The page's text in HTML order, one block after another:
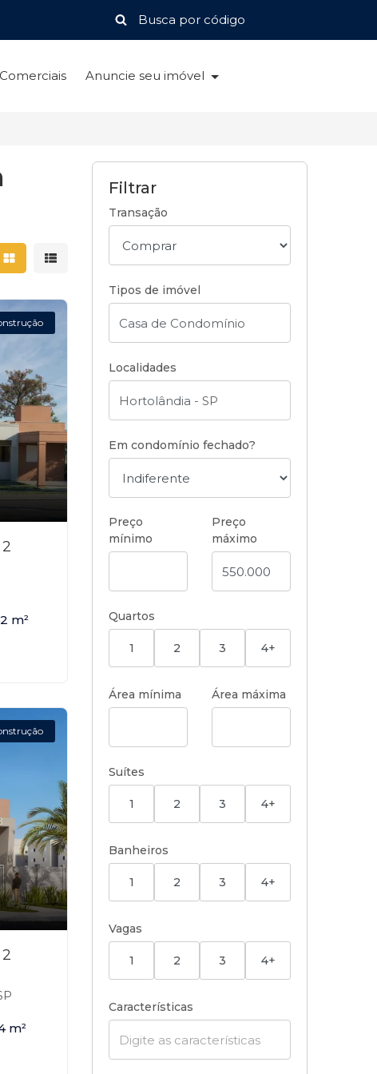
Anuncie seu imóvel
Mostrar resultados em grade
Mostrar resultados em lista
m²
m²
Filtrar
Transação
Tipos de imóvel
Localidades
Em condomínio fechado?
Preço
mínimo
Preço
máximo
Quartos
1 2 3 4+
Área mínima Área máxima
Suítes
1 2 3 4+
Banheiros
1 2 3 4+
Vagas
1 2 3 4+
Características